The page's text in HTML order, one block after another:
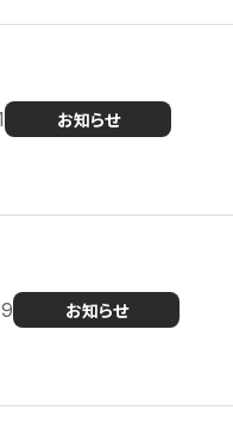
お知らせ
お知らせ